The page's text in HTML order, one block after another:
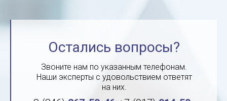
Остались вопросы?
Звоните нам по указанным телефонам.
Наши эксперты с удовольствием ответят
на них.